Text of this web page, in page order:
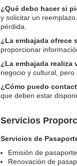
¿Qué debo hacer si
y solicitar un
pérdida.
¿La embajada ofrece
proporcionar
¿La embajada realiza
negocio y cultural, pero
¿Cómo puedo
que deben estar
Servicios
Servicios de
Emisión de
Renovación de